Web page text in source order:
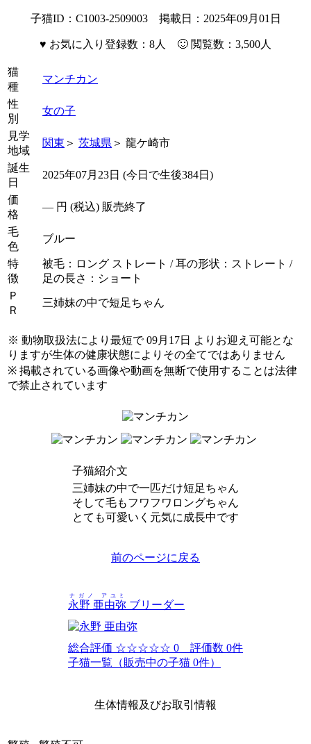
子猫ID：C1003-2509003 掲載日：2025年09月01日
♥ お気に入り登録数：8人 🙂 閲覧数：3,500人
猫
種
マンチカン
性
別
女の子
見学
地域
関東 ＞ 茨城県 ＞ 龍ケ崎市
誕生
日
2025年07月23日 (今日で生後384日)
価
格
― 円 (税込) 販売終了
毛
色
ブルー
特
徴
被毛：ロング ストレート / 耳の形状：ストレート /
足の長さ：ショート
Ｐ
Ｒ
三姉妹の中で短足ちゃん
※ 動物取扱法により最短で 09月17日 よりお迎え可能とな
りますが生体の健康状態によりその全てではありません
※ 掲載されている画像や動画を無断で使用することは法律
で禁止されています
子猫紹介文
三姉妹の中で一匹だけ短足ちゃん
そして毛もフワフワロングちゃん
とても可愛いく元気に成長中です
前のページに戻る
永野 亜由弥
ナガノ アユミ
ブリーダー
総合評価 ☆☆☆☆☆ 0 評価数 0件
子猫一覧（販売中の子猫 0件）
生体情報及びお取引情報